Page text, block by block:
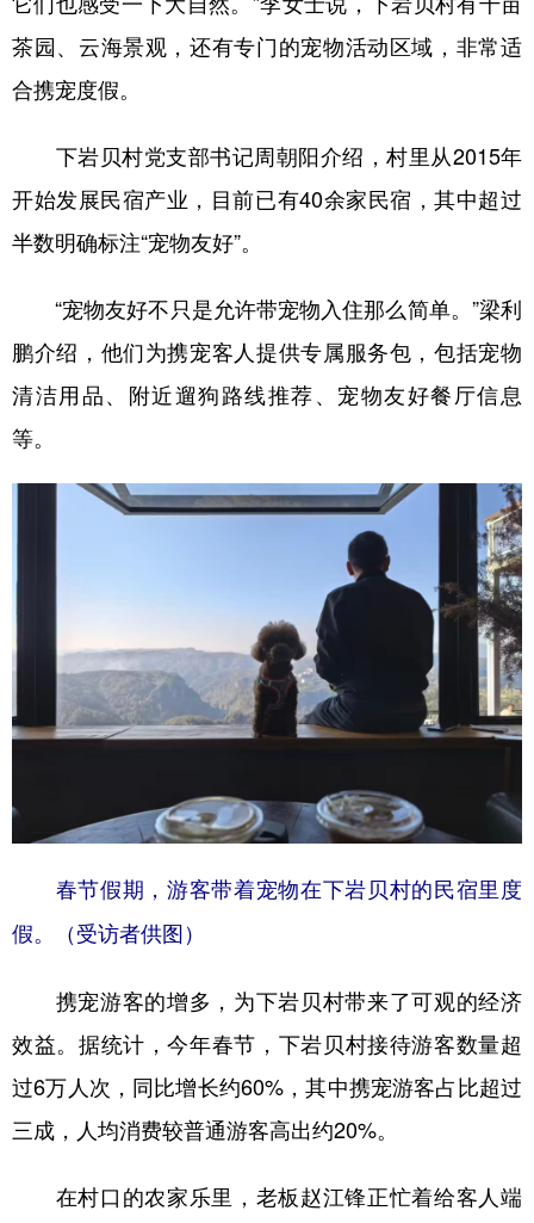
茶园、云海景观，还有专门的宠物活动区域，非常适
合携宠度假。
下岩贝村党支部书记周朝阳介绍，村里从2015年
开始发展民宿产业，目前已有40余家民宿，其中超过
半数明确标注“宠物友好”。
“宠物友好不只是允许带宠物入住那么简单。”梁利
鹏介绍，他们为携宠客人提供专属服务包，包括宠物
清洁用品、附近遛狗路线推荐、宠物友好餐厅信息
等。
春节假期，游客带着宠物在下岩贝村的民宿里度
假。（受访者供图）
携宠游客的增多，为下岩贝村带来了可观的经济
效益。据统计，今年春节，下岩贝村接待游客数量超
过6万人次，同比增长约60%，其中携宠游客占比超过
三成，人均消费较普通游客高出约20%。
在村口的农家乐里，老板赵江锋正忙着给客人端